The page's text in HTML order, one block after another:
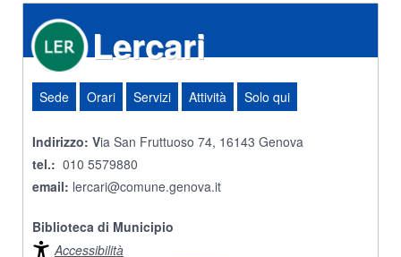
Lercari
Sede Orari Servizi Attività Solo qui
Indirizzo: Via San Fruttuoso 74, 16143 Genova
tel.: 010 5579880
email: lercari@comune.genova.it
Biblioteca di Municipio
Accessibilità